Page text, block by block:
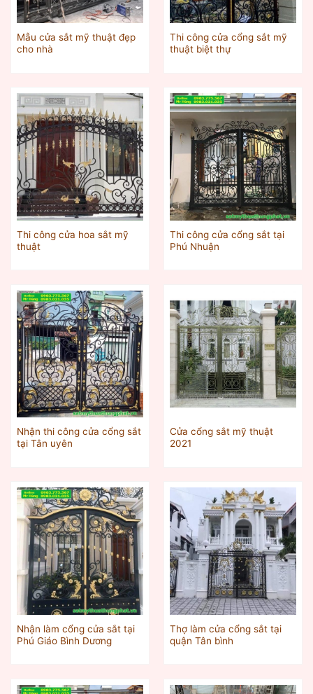
Mẫu cửa sắt mỹ thuật đẹp
cho nhà
Thi công cửa cổng sắt mỹ
thuật biệt thự
Thi công cửa hoa sắt mỹ
thuật
Thi công cửa cổng sắt tại
Phú Nhuận
Nhận thi công cửa cổng sắt
tại Tân uyên
Cửa cổng sắt mỹ thuật
2021
Nhận làm cổng cửa sắt tại
Phú Giáo Bình Dương
Thợ làm cửa cổng sắt tại
quận Tân bình